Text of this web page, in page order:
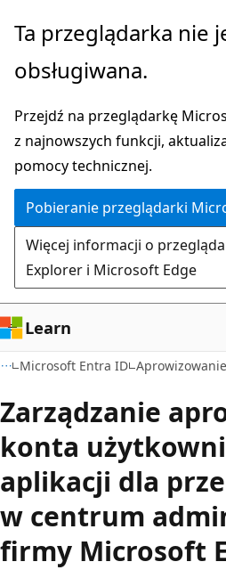
Przejdź
głównej
Ta przeglądarka nie
obsługiwana.
Przejdź na przeglądarkę
z najnowszych funkcji,
pomocy technicznej.
Pobieranie przeglądarki
Więcej informacji o
Explorer i Microsoft Edge
Learn
Microsoft Entra ID
Zarządzanie
konta
aplikacji dla
w centrum
firmy Microsoft